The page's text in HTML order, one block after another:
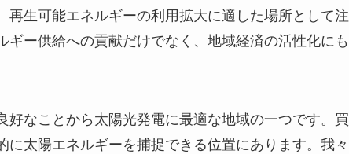
生可能エネルギーの利用拡大に適した場所として注
ー供給への貢献だけでなく、地域経済の活性化にも
なことから太陽光発電に最適な地域の一つです。買
太陽エネルギーを捕捉できる位置にあります。我々